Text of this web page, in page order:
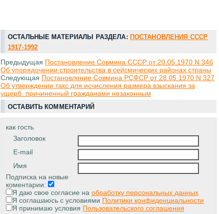
ОСТАЛЬНЫЕ МАТЕРИАЛЫ РАЗДЕЛА: ПОСТАНОВЛЕНИЯ СССР
1917-1992
Предыдущая Постановление Совмина СССР от 20.05.1970 N 346
Об упорядочении строительства в сейсмических районах страны
Следующая Постановление Совмина РСФСР от 28.05.1970 N 327
Об утверждении такс для исчисления размера взыскания за
ущерб. причиненный гражданами незаконным
ОСТАВИТЬ КОММЕНТАРИЙ
как гость
Заголовок
E-mail
Имя
Подписка на новые
коментарии:
Я даю свое согласие на обработку персональных данных
Я соглашаюсь с условиями Политики конфиденциальности
Я принимаю условия Пользовательского соглашения